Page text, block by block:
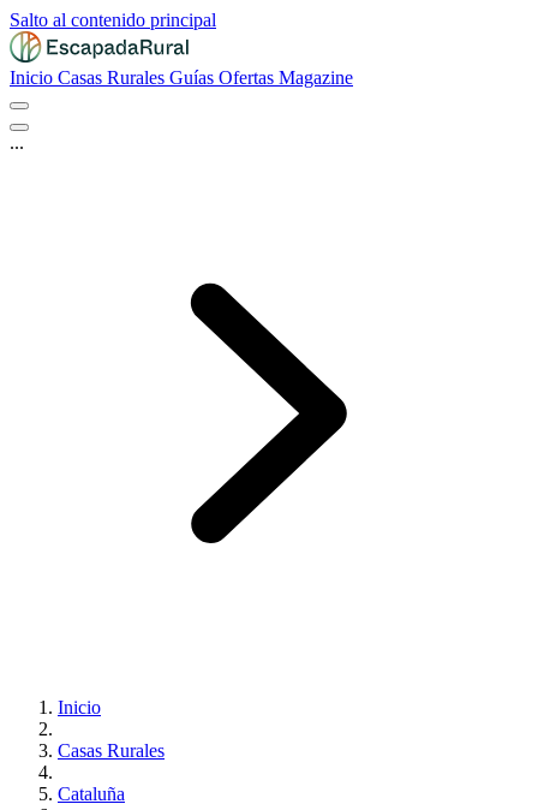
Salto al contenido principal
Inicio Casas Rurales Guías Ofertas Magazine
...
Inicio
Casas Rurales
Cataluña